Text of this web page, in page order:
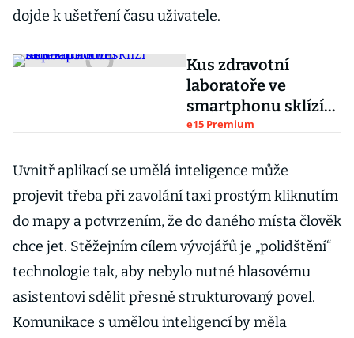
dojde k ušetření času uživatele.
Kus zdravotní
laboratoře ve
smartphonu sklízí
úspěch
e15 Premium
Uvnitř aplikací se umělá inteligence může
projevit třeba při zavolání taxi prostým kliknutím
do mapy a potvrzením, že do daného místa člověk
chce jet. Stěžejním cílem vývojářů je „polidštění“
technologie tak, aby nebylo nutné hlasovému
asistentovi sdělit přesně strukturovaný povel.
Komunikace s umělou inteligencí by měla